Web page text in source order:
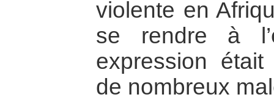
violente en
se rendre à
expression
de nombreux